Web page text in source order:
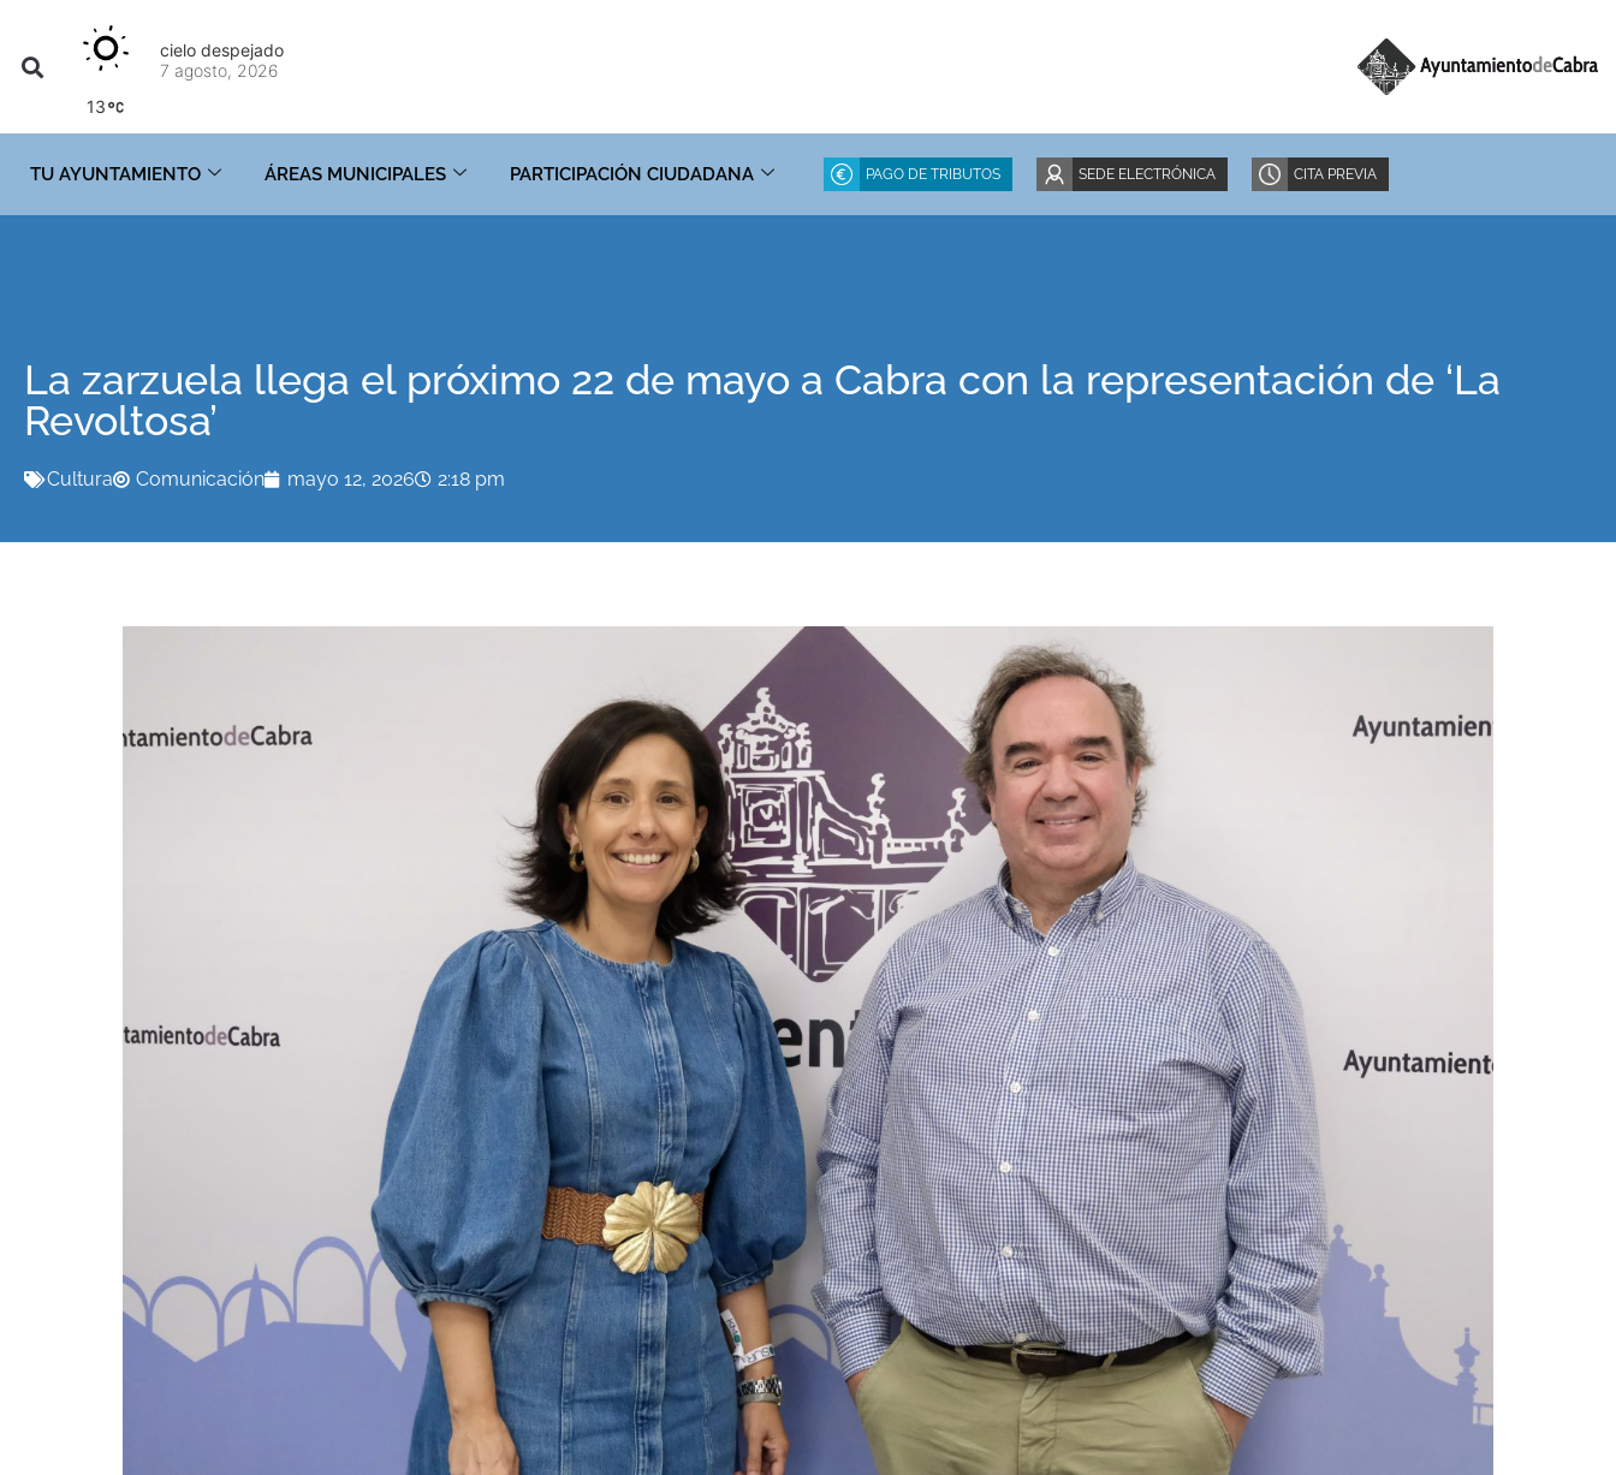
13
cielo despejado
7 agosto, 2026
TU AYUNTAMIENTO ÁREAS MUNICIPALES PARTICIPACIÓN CIUDADANA PAGO DE TRIBUTOS SEDE ELECTRÓNICA CITA PREVIA
La zarzuela llega el próximo 22 de mayo a Cabra con la representación de ‘La
Revoltosa’
Cultura Comunicación mayo 12, 2026 2:18 pm